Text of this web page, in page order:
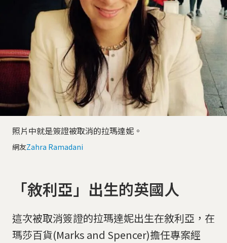
照片中就是簽證被取消的拉瑪達妮。
網友Zahra Ramadani
「敘利亞」出生的英國人
這次被取消簽證的拉瑪達妮出生在敘利亞，在
瑪莎百貨(Marks and Spencer)擔任專案經